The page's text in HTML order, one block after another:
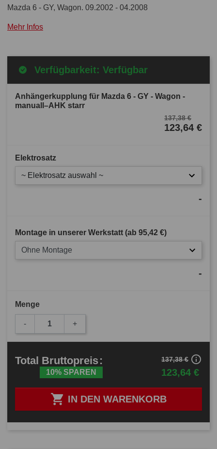
Mazda 6 - GY, Wagon. 09.2002 - 04.2008
Mehr Infos
Verfügbarkeit: Verfügbar
Anhängerkupplung für Mazda 6 - GY - Wagon -
manuall–AHK starr
137,38 €
123,64 €
Elektrosatz
~ Elektrosatz auswahl ~
-
Montage in unserer Werkstatt (ab 95,42 €)
Ohne Montage
-
Menge
- +
 IN DEN WARENKORB
Total Bruttopreis:
10% SPAREN 123,64 €
137,38 € info_outline